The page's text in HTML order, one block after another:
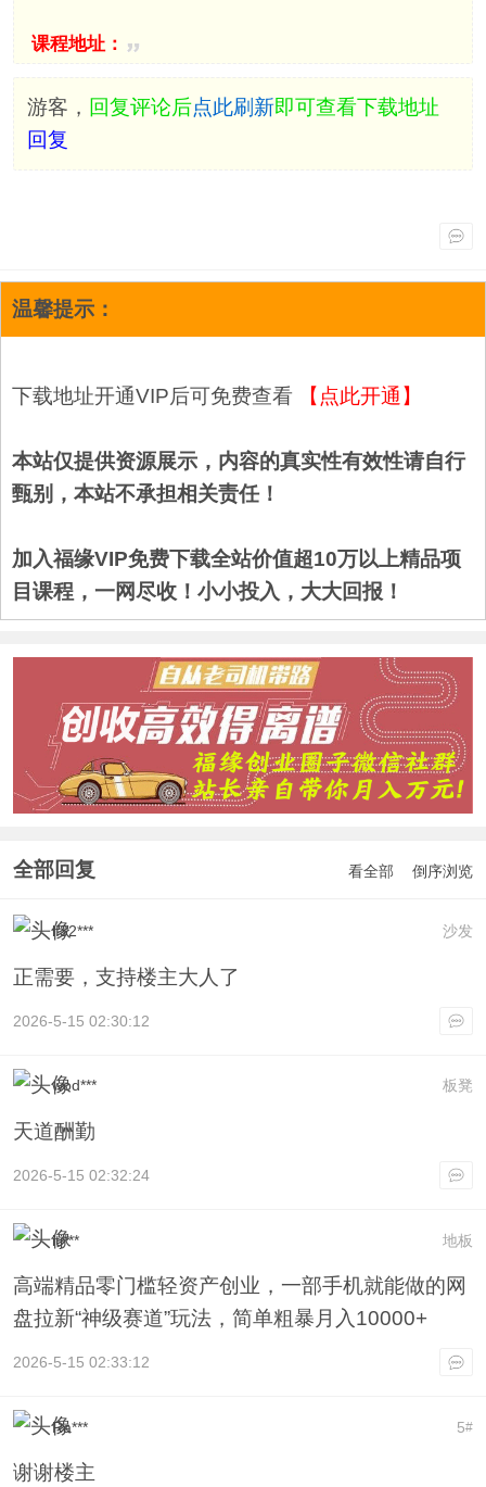
课程地址：
游客， 回复评论后点此刷新即可查看下载地址
回复
温馨提示：
下载地址开通VIP后可免费查看 【点此开通】
本站仅提供资源展示，内容的真实性有效性请自行
甄别，本站不承担相关责任！
加入福缘VIP免费下载全站价值超10万以上精品项
目课程，一网尽收！小小投入，大大回报！
全部回复 看全部 倒序浏览
沙发
lf32***
正需要，支持楼主大人了
2026-5-15 02:30:12
板凳
wod***
天道酬勤
2026-5-15 02:32:24
地板
itj***
高端精品零门槛轻资产创业，一部手机就能做的网
盘拉新“神级赛道”玩法，简单粗暴月入10000+
2026-5-15 02:33:12
5#
Ra***
谢谢楼主